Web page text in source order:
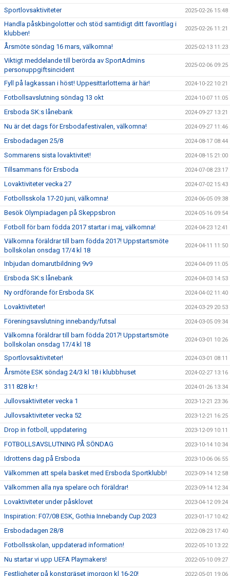
Sportlovsaktiviteter 2025-02-26 15:48
Handla påskbingolotter och stöd samtidigt ditt favoritlag i
klubben!
2025-02-26 11:21
Årsmöte söndag 16 mars, välkomna! 2025-02-13 11:23
Viktigt meddelande till berörda av SportAdmins
personuppgiftsincident
2025-02-06 09:25
Fyll på lagkassan i höst! Uppesittarlotterna är här! 2024-10-22 10:21
Fotbollsavslutning söndag 13 okt 2024-10-07 11:05
Ersboda SK:s lånebank 2024-09-27 13:21
Nu är det dags för Ersbodafestivalen, välkomna! 2024-09-27 11:46
Ersbodadagen 25/8 2024-08-17 08:44
Sommarens sista lovaktivitet! 2024-08-15 21:00
Tillsammans för Ersboda 2024-07-08 23:17
Lovaktiviteter vecka 27 2024-07-02 15:43
Fotbollsskola 17-20 juni, välkomna! 2024-06-05 09:38
Besök Olympiadagen på Skeppsbron 2024-05-16 09:54
Fotboll för barn födda 2017 startar i maj, välkomna! 2024-04-23 12:41
Välkomna föräldrar till barn födda 2017! Uppstartsmöte
bollskolan onsdag 17/4 kl 18
2024-04-11 11:50
Inbjudan domarutbildning 9v9 2024-04-09 11:05
Ersboda SK:s lånebank 2024-04-03 14:53
Ny ordförande för Ersboda SK 2024-04-02 11:40
Lovaktiviteter! 2024-03-29 20:53
Föreningsavslutning innebandy/futsal 2024-03-05 09:34
Välkomna föräldrar till barn födda 2017! Uppstartsmöte
bollskolan onsdag 17/4 kl 18
2024-03-01 10:26
Sportlovsaktiviteter! 2024-03-01 08:11
Årsmöte ESK söndag 24/3 kl 18 i klubbhuset 2024-02-27 13:16
311 828 kr ! 2024-01-26 13:34
Jullovsaktiviteter vecka 1 2023-12-21 23:36
Jullovsaktiviteter vecka 52 2023-12-21 16:25
Drop in fotboll, uppdatering 2023-12-09 10:11
FOTBOLLSAVSLUTNING PÅ SÖNDAG 2023-10-14 10:34
Idrottens dag på Ersboda 2023-10-06 06:55
Välkommen att spela basket med Ersboda Sportklubb! 2023-09-14 12:58
Välkommen alla nya spelare och föräldrar! 2023-09-14 12:34
Lovaktiviteter under påsklovet 2023-04-12 09:24
Inspiration: F07/08 ESK, Gothia Innebandy Cup 2023 2023-01-17 10:42
Ersbodadagen 28/8 2022-08-23 17:40
Fotbollsskolan, uppdaterad information! 2022-05-10 13:22
Nu startar vi upp UEFA Playmakers! 2022-05-10 09:27
Festligheter på konstgräset imorgon kl 16-20! 2022-05-01 19:06